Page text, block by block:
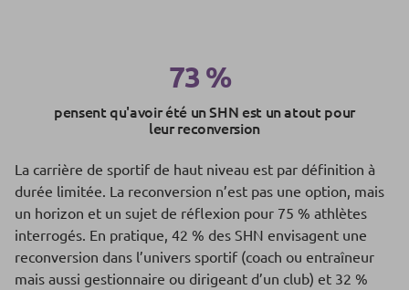
73 %
pensent qu'avoir été un SHN est un atout pour
leur reconversion
La carrière de sportif de haut niveau est par définition à
durée limitée. La reconversion n’est pas une option, mais
un horizon et un sujet de réflexion pour 75 % athlètes
interrogés. En pratique, 42 % des SHN envisagent une
reconversion dans l’univers sportif (coach ou entraîneur
mais aussi gestionnaire ou dirigeant d’un club) et 32 %